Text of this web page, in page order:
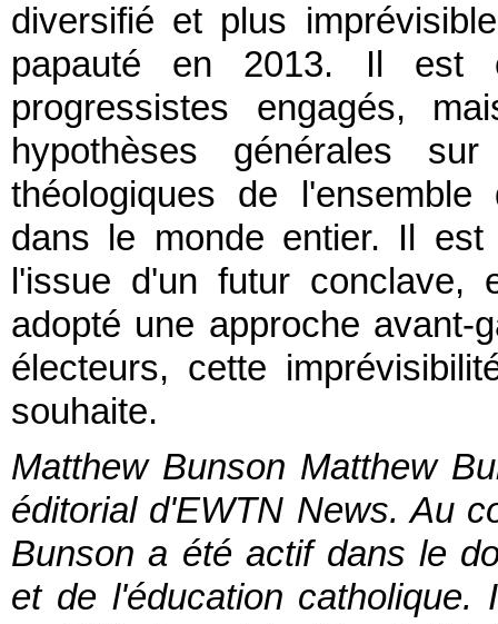
diversifié et plus
papauté en 2013. Il est
progressistes engagés,
hypothèses générales
théologiques de
dans le monde entier. Il
l'issue d'un futur conclave,
adopté une approche avant-
électeurs, cette
souhaite.
Matthew Bunson Matthew
éditorial d'EWTN News. Au
Bunson a été actif dans le
et de l'éducation